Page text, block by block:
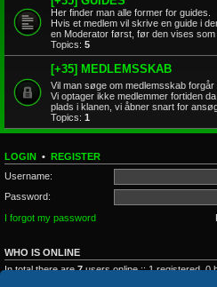
Her finder man alle former for guides.
Hvis et medlem vil skrive en guide i
en Moderator først, før den vises som
Topics: 5
[+35] MEDLEMSSKAB
Vil man søge om medlemsskab
Vi optager ikke medlemmer fortiden
plads i klanen, vi åbner snart for
Topics: 1
LOGIN • REGISTER
Username:
Password:
I forgot my password
WHO IS ONLINE
In total there are7users online :: 1 registered, 0